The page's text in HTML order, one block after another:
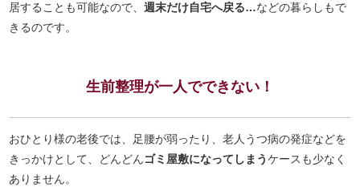
居することも可能なので、週末だけ自宅へ戻る…などの暮らしもで
きるのです。
生前整理が一人でできない！
おひとり様の老後では、足腰が弱ったり、老人うつ病の発症などを
きっかけとして、どんどんゴミ屋敷になってしまうケースも少なく
ありません。